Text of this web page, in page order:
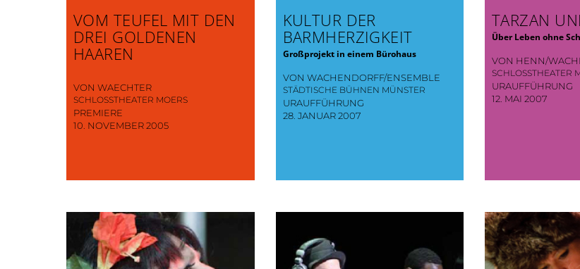
VOM TEUFEL MIT DEN
DREI GOLDENEN
HAAREN
VON WAECHTER
SCHLOSSTHEATER MOERS
PREMIERE
10. NOVEMBER 2005
KULTUR DER
BARMHERZIGKEIT
Großprojekt in einem Bürohaus
VON WACHENDORFF/ENSEMBLE
STÄDTISCHE BÜHNEN MÜNSTER
URAUFFÜHRUNG
28. JANUAR 2007
TARZAN
Über Leben ohne
VON HENN/
SCHLOSSTHEATER
URAUFFÜHRUNG
12. MAI 2007